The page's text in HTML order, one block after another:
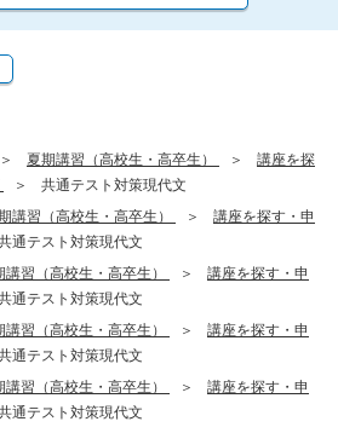
夏期講習（高校生・高卒生）
講座を探
共通テスト対策現代文
講習（高校生・高卒生）
講座を探す・申
通テスト対策現代文
講習（高校生・高卒生）
講座を探す・申
通テスト対策現代文
講習（高校生・高卒生）
講座を探す・申
通テスト対策現代文
講習（高校生・高卒生）
講座を探す・申
通テスト対策現代文